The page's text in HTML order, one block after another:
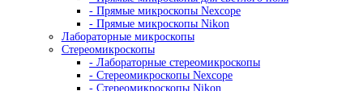
- Лазерные спектрометры
- Дифрактометры
- Портативные анализаторы Olympus
- Портативные анализаторы Sciaps
Стационарные анализаторы
- Оптико-эмиссионные спектрометры